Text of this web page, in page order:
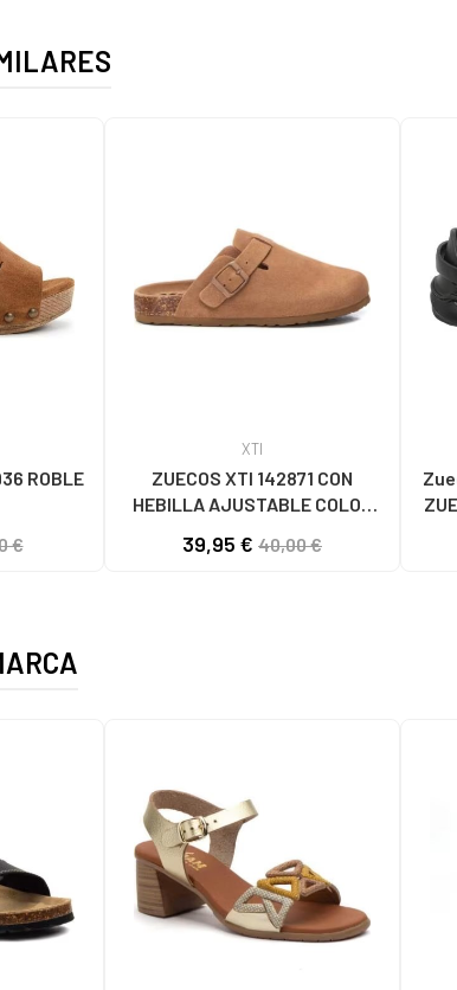
ROBLE
€
XTI
ZUECOS XTI 142871 CON
HEBILLA AJUSTABLE COLOR
39,95 € 40,00 €